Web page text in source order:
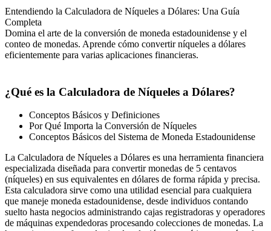
Entendiendo la Calculadora de Níqueles a Dólares: Una Guía
Completa
Domina el arte de la conversión de moneda estadounidense y el
conteo de monedas. Aprende cómo convertir níqueles a dólares
eficientemente para varias aplicaciones financieras.
¿Qué es la Calculadora de Níqueles a Dólares?
Conceptos Básicos y Definiciones
Por Qué Importa la Conversión de Níqueles
Conceptos Básicos del Sistema de Moneda Estadounidense
La Calculadora de Níqueles a Dólares es una herramienta financiera
especializada diseñada para convertir monedas de 5 centavos
(níqueles) en sus equivalentes en dólares de forma rápida y precisa.
Esta calculadora sirve como una utilidad esencial para cualquiera
que maneje moneda estadounidense, desde individuos contando
suelto hasta negocios administrando cajas registradoras y operadores
de máquinas expendedoras procesando colecciones de monedas. La